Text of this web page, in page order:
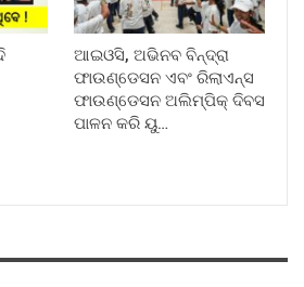
ଆଇଓସି, ଅଭିନବ ବିନ୍ଦ୍ରା
ଫାଉଣ୍ଡେସନ ଏବଂ ରିଲାଏନ୍ସ
ଫାଉଣ୍ଡେସନ ଅଲିମ୍ପିକ୍ ଦିବସ
ପାଳନ କରି ୟୁ…